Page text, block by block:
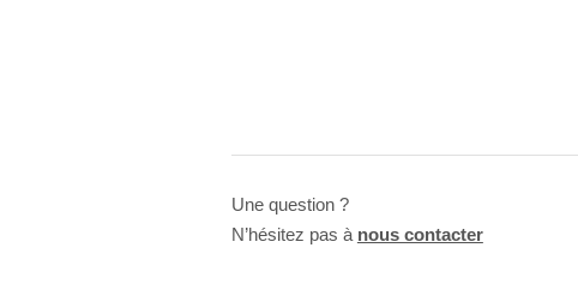
Une question ?
N’hésitez pas à nous contacter